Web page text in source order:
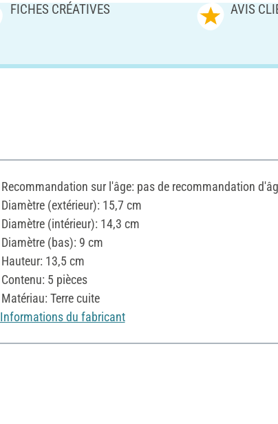
FICHES CRÉATIVES AVIS
Recommandation sur l'âge: pas de recommandation
Diamètre (extérieur): 15,7 cm
Diamètre (intérieur): 14,3 cm
Diamètre (bas): 9 cm
Hauteur: 13,5 cm
Contenu: 5 pièces
Matériau: Terre cuite
Informations du fabricant